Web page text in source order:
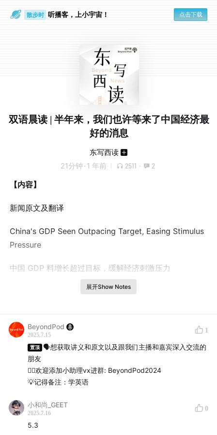
散步时 听播客，上小宇宙！ 点击下载
双语晨读 | 半年来，我们也许等来了中国经济最
好的消息
东写西读
21分钟 · 1 年前 2511 · 2
【内容】
新闻原文及翻译
China's GDP Seen Outpacing Target, Easing Stimulus
Pressure
中国 GDP 料增长超过目标，缓解经济刺激压力
Official figures due Tuesday are expected to show
survey. While slower than the first quarter, it would
still put first-half growth at 5.3%, comfortably above
Beijing's annual target of around 5%, the survey
shows.
示，在截至 6 月的二季度，中国国内生产总值同比增长
5.1%。调查显示，虽然比第一季度有所放缓，但上半年的
展开Show Notes
BeyondPod
2025.7.15
1
置顶
🗣想获取讲义和原文以及跟我们主播和嘉宾深入交流的
朋友
👉🏻欢迎添加小助理vx进群: BeyondPod2024
💡记得备注：学英语
小和尚_GEET
2025.7.16
0
5.3